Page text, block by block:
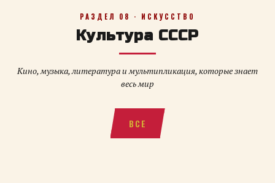
РАЗДЕЛ 08 · ИСКУССТВО
Культура СССР
Кино, музыка, литература и мультипликация, которые знает
весь мир
ВСЕ